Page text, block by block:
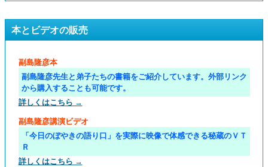
本とビデオの販売
副島隆彦本
副島隆彦先生と弟子たちの書籍をご紹介しています。外部リンク
から購入することも可能です。
詳しくはこちら →
副島隆彦講演ビデオ
「今日のぼやきの語り口」を実際に映像で体感できる秘蔵のＶＴ
Ｒ
詳しくはこちら →